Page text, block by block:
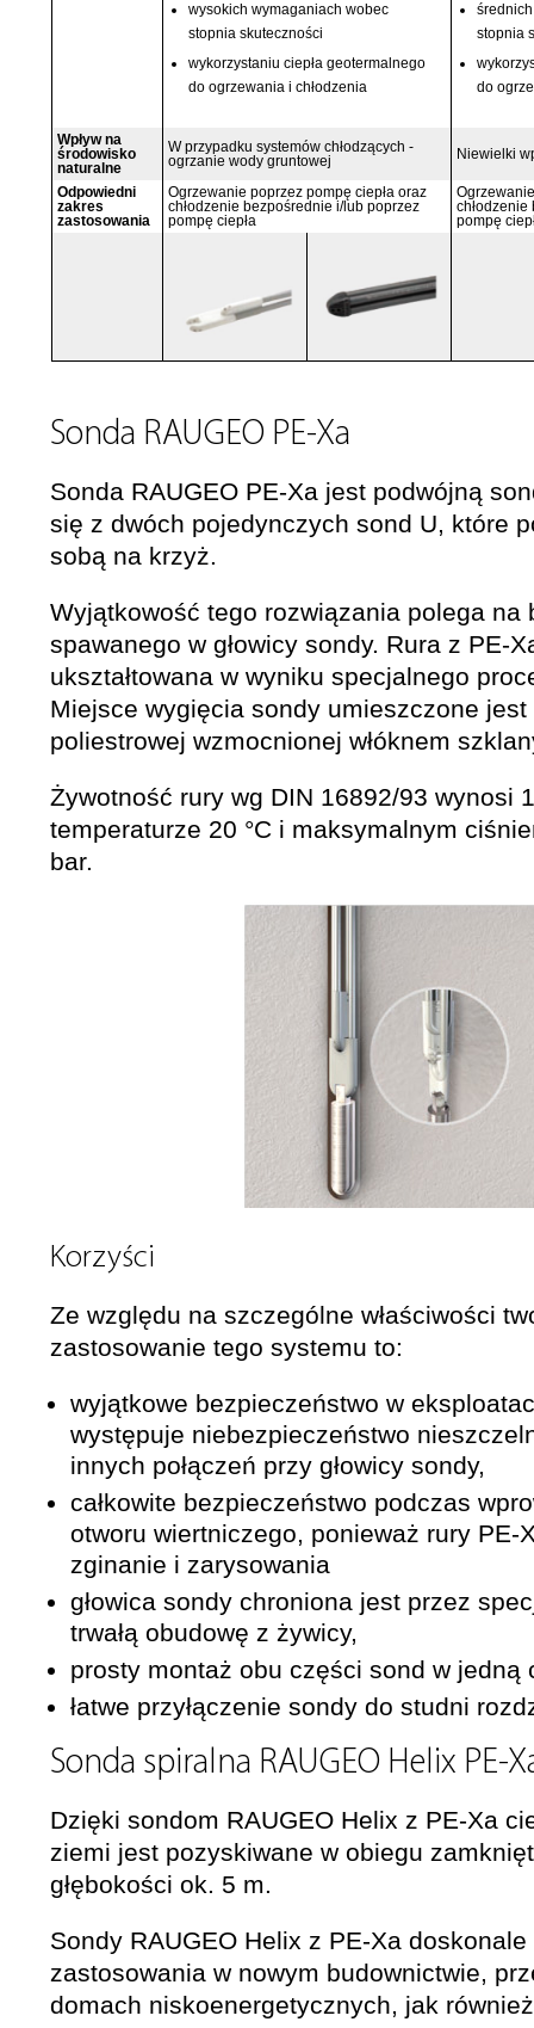
wysokich wymaganiach wobec
stopnia skuteczności
wykorzystaniu ciepła geotermalnego
do ogrzewania i chłodzenia
stopnia
do
Wpływ na
środowisko
naturalne
W przypadku systemów chłodzących -
ogrzanie wody gruntowej
Niewielki
Odpowiedni
zakres
zastosowania
Ogrzewanie poprzez pompę ciepła oraz
chłodzenie bezpośrednie i/lub poprzez
pompę ciepła
pompę
Sonda RAUGEO PE-Xa
Sonda RAUGEO PE-Xa jest podwójną
się z dwóch pojedynczych sond U, które
sobą na krzyż.
Wyjątkowość tego rozwiązania polega na
spawanego w głowicy sondy. Rura z PE-
ukształtowana w wyniku specjalnego
Miejsce wygięcia sondy umieszczone jest
poliestrowej wzmocnionej włóknem
Żywotność rury wg DIN 16892/93 wynosi
temperaturze 20 °C i maksymalnym
bar.
Korzyści
Ze względu na szczególne właściwości
zastosowanie tego systemu to:
wyjątkowe bezpieczeństwo w
występuje niebezpieczeństwo
innych połączeń przy głowicy sondy,
całkowite bezpieczeństwo podczas
otworu wiertniczego, ponieważ rury PE-
zginanie i zarysowania
głowica sondy chroniona jest przez
trwałą obudowę z żywicy,
prosty montaż obu części sond w jedną
łatwe przyłączenie sondy do studni
Sonda spiralna RAUGEO Helix PE-
Dzięki sondom RAUGEO Helix z PE-Xa
ziemi jest pozyskiwane w obiegu
głębokości ok. 5 m.
Sondy RAUGEO Helix z PE-Xa
zastosowania w nowym budownictwie,
domach niskoenergetycznych, jak